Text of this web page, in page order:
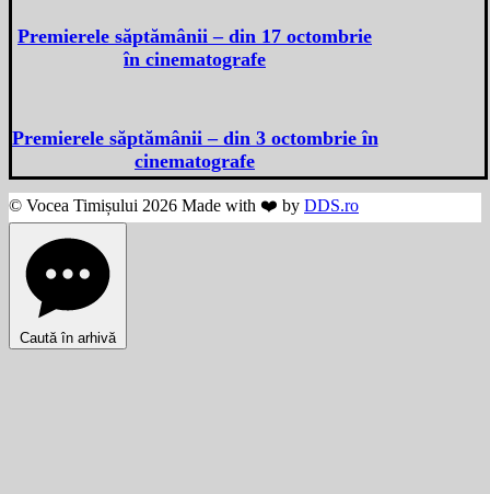
Premierele săptămânii – din 17 octombrie
în cinematografe
Premierele săptămânii – din 3 octombrie în
cinematografe
© Vocea Timișului 2026 Made with ❤️ by DDS.ro
Caută în arhivă